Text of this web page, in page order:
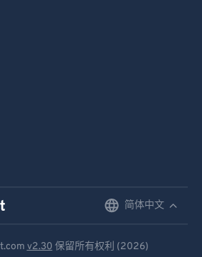
简体中文
v2.30 保留所有权利 (2026)